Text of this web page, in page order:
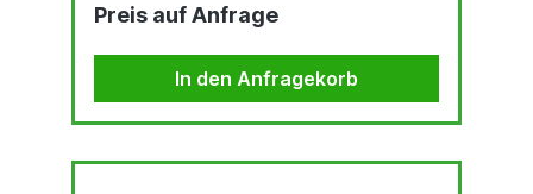
gefolgt von zwei Stationen mit insgesamt 4
oszillierenden Bürsten. Mit dieser F800 können
Sie verschiedene Endbearbeitungen
durchführen, einschließlich Entgraten, Schleifen,
Entfernen von Schlacke oder Oxidschicht,
Maschine eignet sich für die...
Preis auf Anfrage
In den Anfragekorb